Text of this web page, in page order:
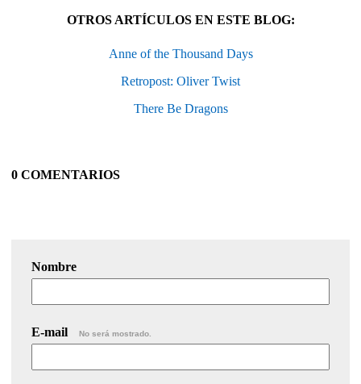
OTROS ARTÍCULOS EN ESTE BLOG:
Anne of the Thousand Days
Retropost: Oliver Twist
There Be Dragons
0 COMENTARIOS
Nombre
E-mail No será mostrado.